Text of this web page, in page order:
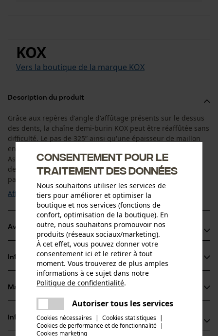
KOX
Vers la boutique de la marque KOX
Description du produit
Grâce aux repères d'angle d'affûtage présents sur le dessus
des dents, la chaîne demi-burin KOX peut être réaffûtée sans
difficulté. Le pas de 325” ainsi qu'une épaisseur de maillon
entraîneur plus importante de 1,6 mm réduisent le recul.
Associée à un comportement de coupe régulier et à des
dents de coupe arrondies, la chaîne KOX convient
particulièrement aux ...
Afficher plus
Avantages du produit
La chaîne réduit les vibrations du dispositif de coupe
Arêtes de coupe de petit diamètre pour des coupes
rapides et un affûtage aisé
Les maillons entraîneurs de sécurité réduisent le choc
retour
Informations sur le produit
Type dactivité
Matériau & entretien
Matériau
Informations fabricant
Consentement pour le
traitement des données
Nous souhaitons utiliser les services de
tiers pour améliorer et optimiser la
boutique et nos services (fonctions de
confort, optimisation de la boutique). En
outre, nous souhaitons promouvoir nos
produits (réseaux sociaux/marketing).
À cet effet, vous pouvez donner votre
consentement ici et le retirer à tout
moment. Vous trouverez de plus amples
informations à ce sujet dans notre
Politique de confidentialité.
Autoriser tous les services
Cookies nécessaires | Cookies statistiques |
Cookies de performance et de fonctionnalité |
Cookies marketing
Une erreur s'est produite. Veuillez
essayer encore.
partager
partager
mail